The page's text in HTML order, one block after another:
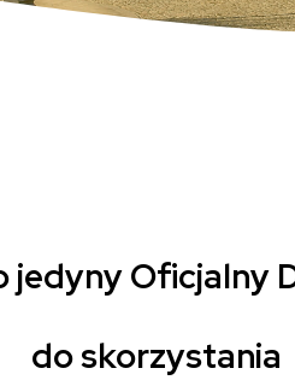
jedyny Oficjalny
do skorzystania